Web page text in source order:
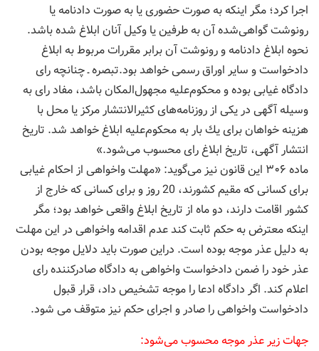
اجرا کرد؛ مگر اینكه به صورت حضوری یا به صورت دادنامه یا
رونوشت گواهی‌شده آن به طرفین یا وكیل آنان ابلاغ شده باشد.
نحوه ابلاغ دادنامه و رونوشت آن برابر مقررات مربوط به ابلاغ
دادخواست و سایر اوراق رسمی خواهد بود.تبصره ـ چنانچه رای
دادگاه غیابی بوده و محكوم‌علیه مجهول‌المكان باشد، مفاد رای به
وسیله آگهی در یكی از روزنامه‌های كثیرالانتشار مركز یا محل با
هزینه خواهان برای یك بار به محكوم‌علیه ابلاغ خواهد شد. تاریخ
انتشار آگهی، تاریخ ابلاغ رای محسوب می‌شود.»
ماده ۳۰۶ این قانون نیز می‌گوید: «مهلت واخواهی از احكام غیابی
برای كسانی كه مقیم كشورند، 20 روز و برای كسانی كه خارج از
كشور اقامت دارند، دو ماه از تاریخ ابلاغ واقعی خواهد بود؛ مگر
اینكه معترض به حكم ثابت کند عدم اقدامه واخواهی در این مهلت
به دلیل عذر موجه بوده است. دراین صورت باید دلایل موجه بودن
عذر خود را ضمن دادخواست واخواهی به دادگاه صادركننده رای
اعلام کند. اگر دادگاه ادعا را موجه تشخیص داد، قرار قبول
دادخواست واخواهی را صادر و اجرای حكم نیز متوقف می شود.
جهات زیر عذر موجه محسوب می‌شود: